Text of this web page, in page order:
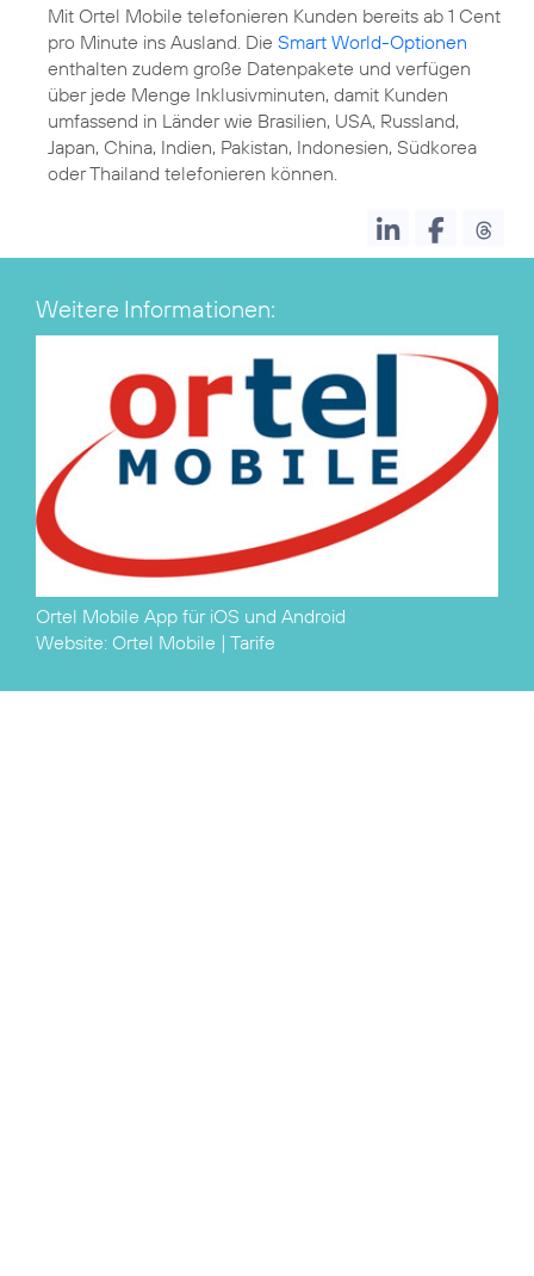
Mit Ortel Mobile telefonieren Kunden bereits ab 1 Cent
pro Minute ins Ausland. Die Smart World-Optionen
enthalten zudem große Datenpakete und verfügen
über jede Menge Inklusivminuten, damit Kunden
umfassend in Länder wie Brasilien, USA, Russland,
Japan, China, Indien, Pakistan, Indonesien, Südkorea
oder Thailand telefonieren können.
Weitere Informationen:
Ortel Mobile App für iOS und Android
Website: Ortel Mobile | Tarife